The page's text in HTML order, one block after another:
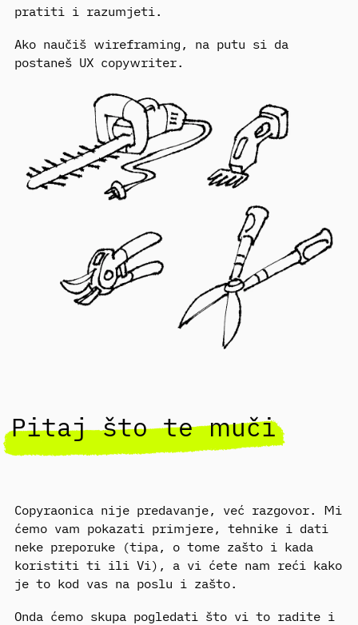
pratiti i razumjeti.
Ako naučiš wireframing, na putu si da
postaneš UX copywriter.
Pitaj što te muči
Copyraonica nije predavanje, već razgovor. Mi
ćemo vam pokazati primjere, tehnike i dati
neke preporuke (tipa, o tome zašto i kada
koristiti ti ili Vi), a vi ćete nam reći kako
je to kod vas na poslu i zašto.
Onda ćemo skupa pogledati što vi to radite i